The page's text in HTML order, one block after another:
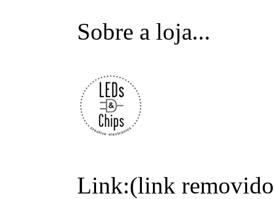
Sobre a loja...
Link:(link